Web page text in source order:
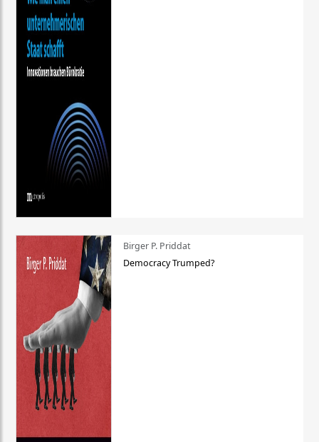
Birger P. Priddat
Democracy Trumped?